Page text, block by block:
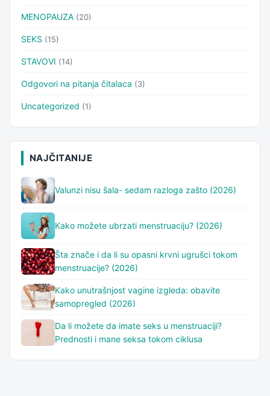
MENOPAUZA (20)
SEKS (15)
STAVOVI (14)
Odgovori na pitanja čitalaca (3)
Uncategorized (1)
NAJČITANIJE
Valunzi nisu šala- sedam razloga zašto (2026)
Kako možete ubrzati menstruaciju? (2026)
Šta znače i da li su opasni krvni ugrušci tokom
menstruacije? (2026)
Kako unutrašnjost vagine izgleda: obavite
samopregled (2026)
Da li možete da imate seks u menstruaciji?
Prednosti i mane seksa tokom ciklusa